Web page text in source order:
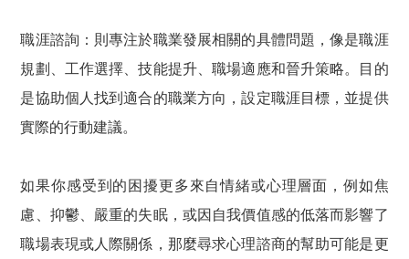
職涯諮詢： 則專注於職業發展相關的具體問題，像是職涯
規劃、工作選擇、技能提升、職場適應和晉升策略。目的
是協助個人找到適合的職業方向，設定職涯目標，並提供
實際的行動建議。
如果你感受到的困擾更多來自情緒或心理層面 ，例如焦
慮、抑鬱、嚴重的失眠，或因自我價值感的低落而影響了
職場表現或人際關係，那麼尋求心理諮商的幫助可能是更